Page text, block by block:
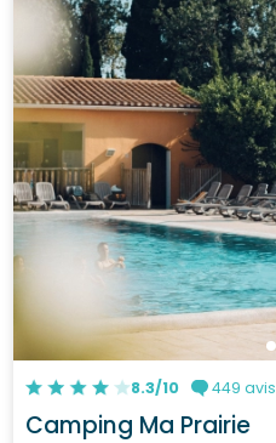
8.3/10 449 avis
Camping Ma Prairie